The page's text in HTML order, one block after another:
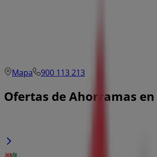
Mapa 900 113 213
Ofertas de Ahorramas en